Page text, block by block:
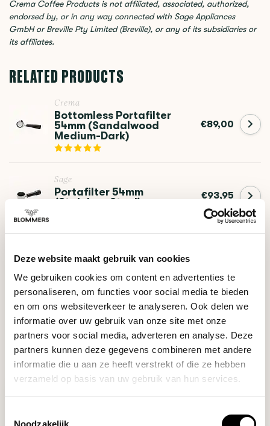
Deze website maakt gebruik van cookies
We gebruiken cookies om content en advertenties te
personaliseren, om functies voor social media te bieden
en om ons websiteverkeer te analyseren. Ook delen we
informatie over uw gebruik van onze site met onze
partners voor social media, adverteren en analyse. Deze
partners kunnen deze gegevens combineren met andere
informatie die u aan ze heeft verstrekt of die ze hebben
verzameld op basis van uw gebruik van hun services.
Noodzakelijk
Crema Coffee Products is not affiliated, associated, authorized,
endorsed by, or in any way connected with Sage Appliances
GmbH or Breville Pty Limited (Breville), or any of its subsidiaries or
its affiliates.
RELATED PRODUCTS
Crema
Bottomless Portafilter
54mm (Sandalwood
Medium-Dark)
€89,00
Sage
Portafilter 54mm
(Stainless Steel)
€93,95
DO YOU HAVE A QUESTION ABOUT THIS PRODUCT?
Our coffee expert is happy to help you!
Ask your question
RECENTLY VIEWED